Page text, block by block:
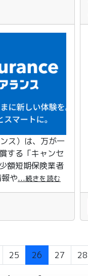
ス）は、万が一
する「キャンセ
額短期保険業者
や...続きを読む
25 26 27 28